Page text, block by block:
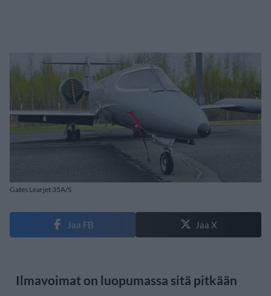
Gates Learjet 35A/S
Jaa FB Jaa X
Ilmavoimat on luopumassa sitä pitkään